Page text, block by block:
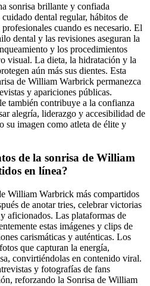
sonrisa brillante y confiada
dental regular, hábitos de
cuando es necesario. El
dental y las revisiones aseguran la
y los procedimientos
visual. La dieta, la hidratación y la
aún más sus dientes. Esta
de William Warbrick permanezca
y apariciones públicas.
también contribuye a la confianza
alegría, liderazgo y accesibilidad de
su imagen como atleta de élite y
de la sonrisa de William
en línea?
William Warbrick más compartidos
de anotar tries, celebrar victorias
aficionados. Las plataformas de
estas imágenes y clips de
carismáticas y auténticas. Los
que capturan la energía,
convirtiéndolas en contenido viral.
y fotografías de fans
reforzando la Sonrisa de William